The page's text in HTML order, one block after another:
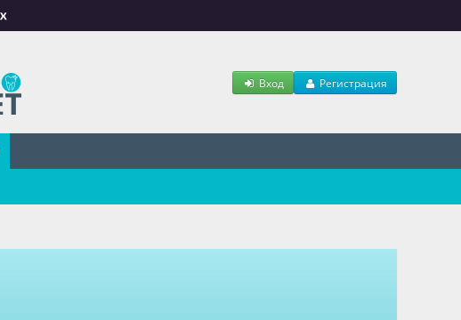
Вход Регистрация